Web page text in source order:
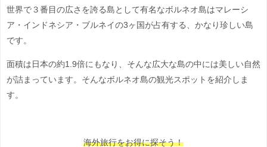
世界で３番目の広さを誇る島として有名なボルネオ島はマレーシ
ア・インドネシア・ブルネイの3ヶ国が占有する、かなり珍しい島
です。
面積は日本の約1.9倍にもなり、そんな広大な島の中には美しい自然
が詰まっています。そんなボルネオ島の観光スポットを紹介しま
す。
海外旅行をお得に探そう！